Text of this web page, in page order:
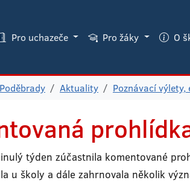
Pro uchazeče Pro žáky O
Aktuality Poznávací výlety,
týden zúčastnila komentované
u školy a dále zahrnovala několik